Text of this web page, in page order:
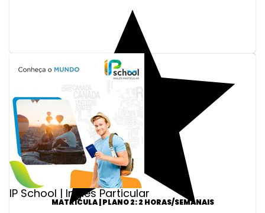
IP School | Inglês Particular
MATRÍCULA | PLANO 2: 2 HORAS/SEMANAIS